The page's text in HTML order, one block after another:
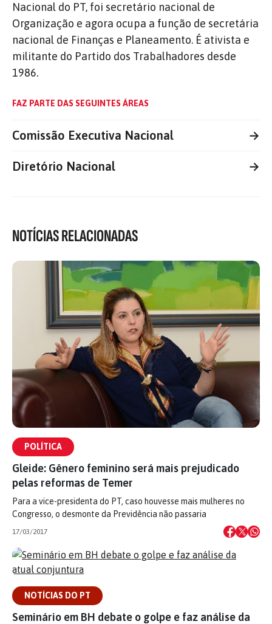
Nacional do PT, foi secretário nacional de
Organização e agora ocupa a função de secretária
nacional de Finanças e Planeamento. É ativista e
militante do Partido dos Trabalhadores desde
1986.
FAZ PARTE DAS SEGUINTES ÁREAS
Comissão Executiva Nacional →
Diretório Nacional →
NOTÍCIAS RELACIONADAS
POLÍTICA
Gleide: Gênero feminino será mais prejudicado
pelas reformas de Temer
Para a vice-presidenta do PT, caso houvesse mais mulheres no
Congresso, o desmonte da Previdência não passaria
17/03/2017
NOTÍCIAS DO PT
Seminário em BH debate o golpe e faz análise da